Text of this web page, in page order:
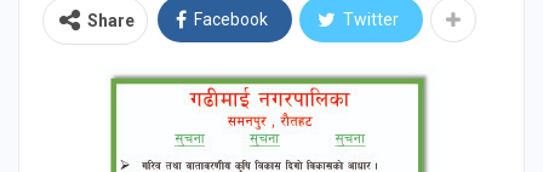
Share Facebook Twitter